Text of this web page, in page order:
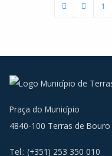
1
Praça do Município
4840-100 Terras de Bouro
Tel.: (+351) 253 350 010